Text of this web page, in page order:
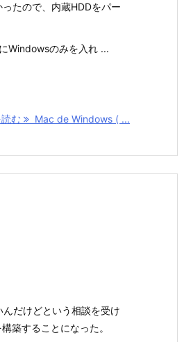
たので、内蔵HDDをパー
Windowsのみを入れ ...
む Mac de Windows ( ...
だけどという相談を受け
築することになった。